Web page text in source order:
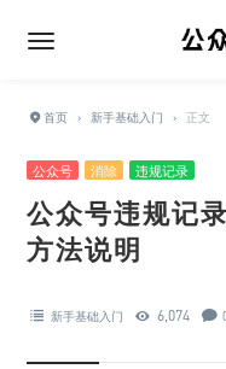
首页 › 新手基础入门 › 正文
公众号 消除 违规记录
公众号违规记
方法说明
新手基础入门 6,074